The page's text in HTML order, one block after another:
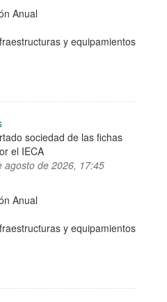
Anual
y equipamientos
sociedad de las fichas
el IECA
agosto de 2026, 17:45
Anual
y equipamientos